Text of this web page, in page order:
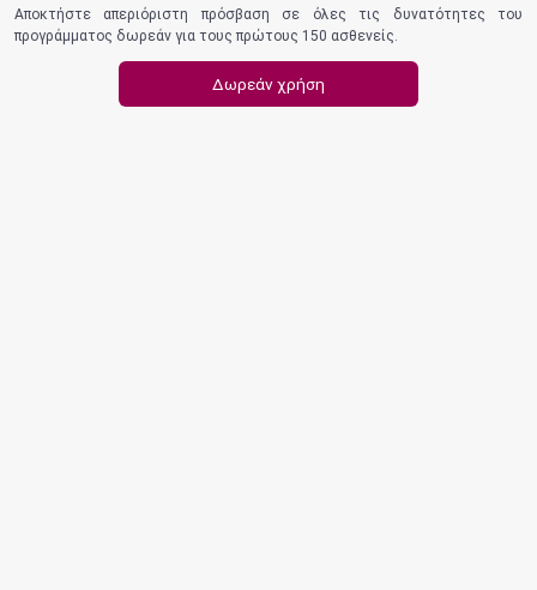
Αποκτήστε απεριόριστη πρόσβαση σε όλες τις δυνατότητες του
προγράμματος δωρεάν για τους πρώτους 150 ασθενείς.
Δωρεάν χρήση